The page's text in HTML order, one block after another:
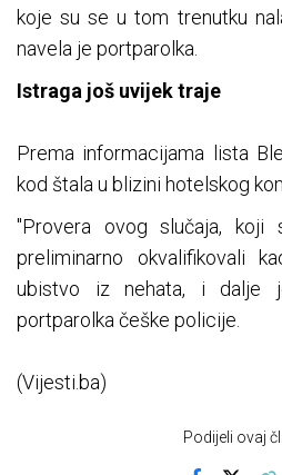
koje su se u tom trenutku
navela je portparolka.
Istraga još uvijek traje
Prema informacijama lista
kod štala u blizini hotelskog
"Provera ovog slučaja, koji
preliminarno okvalifikovali
ubistvo iz nehata, i dalje
portparolka češke policije.
(Vijesti.ba)
Podijeli ovaj